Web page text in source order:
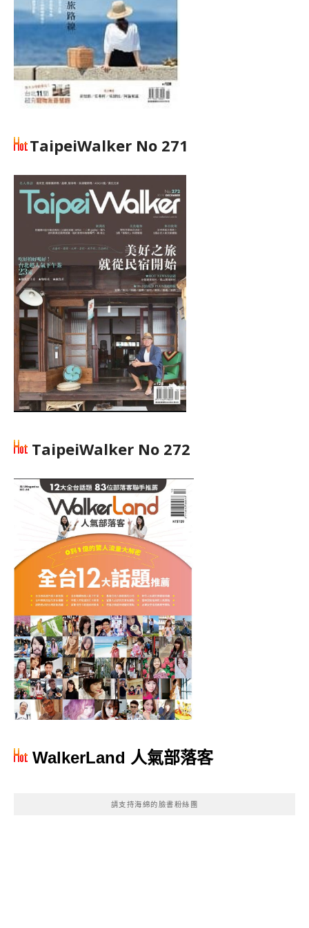
TaipeiWalker No 271
TaipeiWalker No 272
WalkerLand 人氣部落客
請支持海綿的臉書粉絲團